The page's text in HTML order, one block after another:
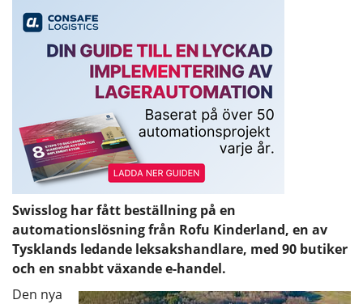
Swisslog har fått beställning på en
automationslösning från Rofu Kinderland, en av
Tysklands ledande leksakshandlare, med 90 butiker
och en snabbt växande e-handel.
Den nya